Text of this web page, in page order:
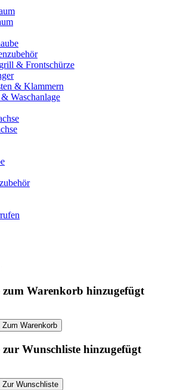
& Frontschürze
& Klammern
Waschanlage
Warenkorb hinzugefügt
Zum Warenkorb
Wunschliste hinzugefügt
Zur Wunschliste